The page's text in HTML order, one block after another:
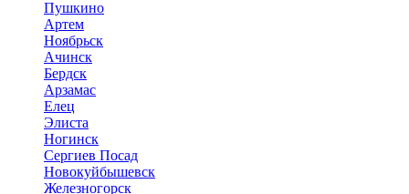
Пушкино
Артем
Ноябрьск
Ачинск
Бердск
Арзамас
Елец
Элиста
Ногинск
Сергиев Посад
Новокуйбышевск
Железногорск